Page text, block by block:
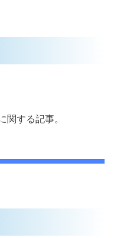
関する記事。